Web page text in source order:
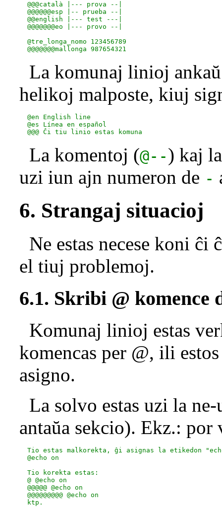
  @@@català |--- prova --|
  @@@@@@esp |-- prueba --|
  @@english |--- test ---|
  @@@@@@@eo |--- provo --|
  @tre_longa_nomo 123456789
La komunaj linioj
helikoj malposte, kiuj
  @en English line
  @es Línea en español
La komentoj (@--) kaj
uzi iun ajn numeron de -
6. Strangaj situacioj
Ne estas necese koni ĉi
el tiuj problemoj.
6.1. Skribi @ komence
Komunaj linioj estas
komencas per @, ili
asigno.
La solvo estas uzi la
antaŭa sekcio). Ekz.:
Tio estas malkorekta, ĝi asignas la etikedon
  @echo on
  Tio korekta estas:
  @ @echo on
  @@@@@ @echo on
  @@@@@@@@@ @echo on